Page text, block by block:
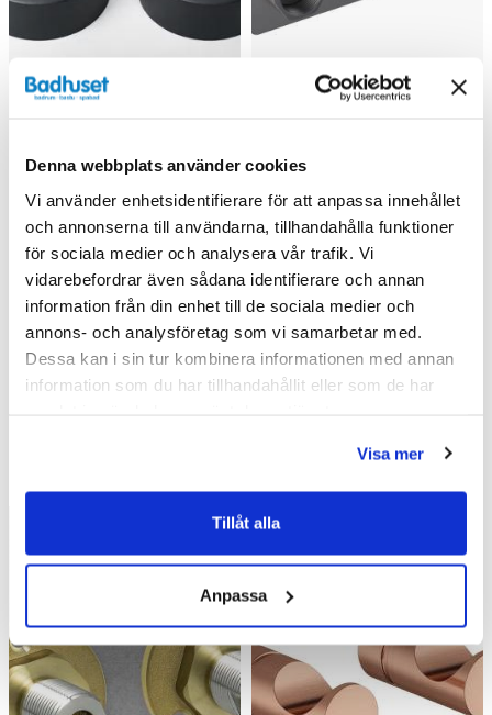
Denna webbplats använder cookies
Vi använder enhetsidentifierare för att anpassa innehållet
och annonserna till användarna, tillhandahålla funktioner
för sociala medier och analysera vår trafik. Vi
vidarebefordrar även sådana identifierare och annan
information från din enhet till de sociala medier och
annons- och analysföretag som vi samarbetar med.
Dessa kan i sin tur kombinera informationen med annan
information som du har tillhandahållit eller som de har
Visa mer
Tillåt alla
Anpassa
INR Täckkåpa Pleasure 2
(Ultra mattsvart)
712 kr/st890 kr /st
Välj ...
Svedbergs Blandarfäste
160 c/c (Blyertssvart)
2 219 kr/st
Välj ...
Andra köpte även
Kampanj Kampanj